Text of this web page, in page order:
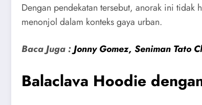
Dengan pendekatan tersebut, anorak ini tidak
menonjol dalam konteks gaya urban.
Baca Juga :Jonny Gomez, Seniman Tato
Balaclava Hoodie